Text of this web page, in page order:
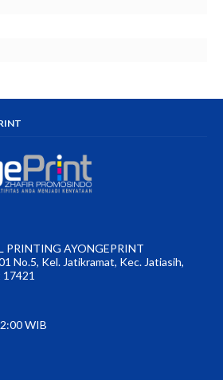
PRINTING AYONGEPRINT
No.5, Kel. Jatikramat, Kec. Jatiasih,
17421
WIB